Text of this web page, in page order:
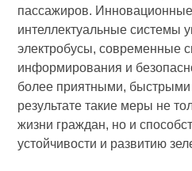
пассажиров.
интеллектуальные системы
электробусы, современные
информирования и
более приятными,
результате такие меры не
жизни граждан, но и
устойчивости и развитию